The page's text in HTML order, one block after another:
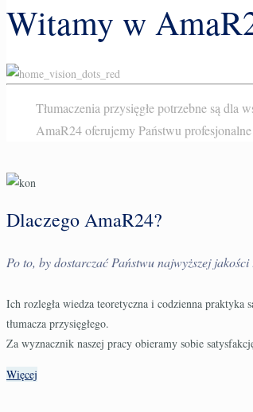
Witamy w
Tłumaczenia przysięgłe potrzebne są
AmaR24 oferujemy Państwu profesjonalne
Dlaczego AmaR24?
Po to, by dostarczać Państwu najwyższej
Ich rozległa wiedza teoretyczna i codzienna praktyka
tłumacza przysięgłego.
Za wyznacznik naszej pracy obieramy sobie
Więcej